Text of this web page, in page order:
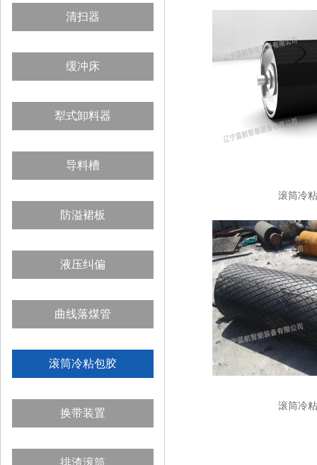
清扫器
缓冲床
犁式卸料器
导料槽
防溢裙板
液压纠偏
曲线落煤管
滚筒冷粘包胶
换带装置
排渣滚筒
滚筒冷
滚筒冷